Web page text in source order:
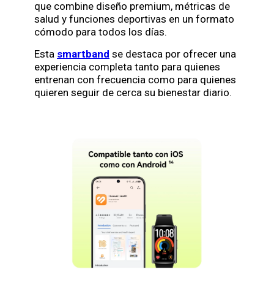
que combine diseño premium, métricas de
salud y funciones deportivas en un formato
cómodo para todos los días.
Esta smartband se destaca por ofrecer una
experiencia completa tanto para quienes
entrenan con frecuencia como para quienes
quieren seguir de cerca su bienestar diario.